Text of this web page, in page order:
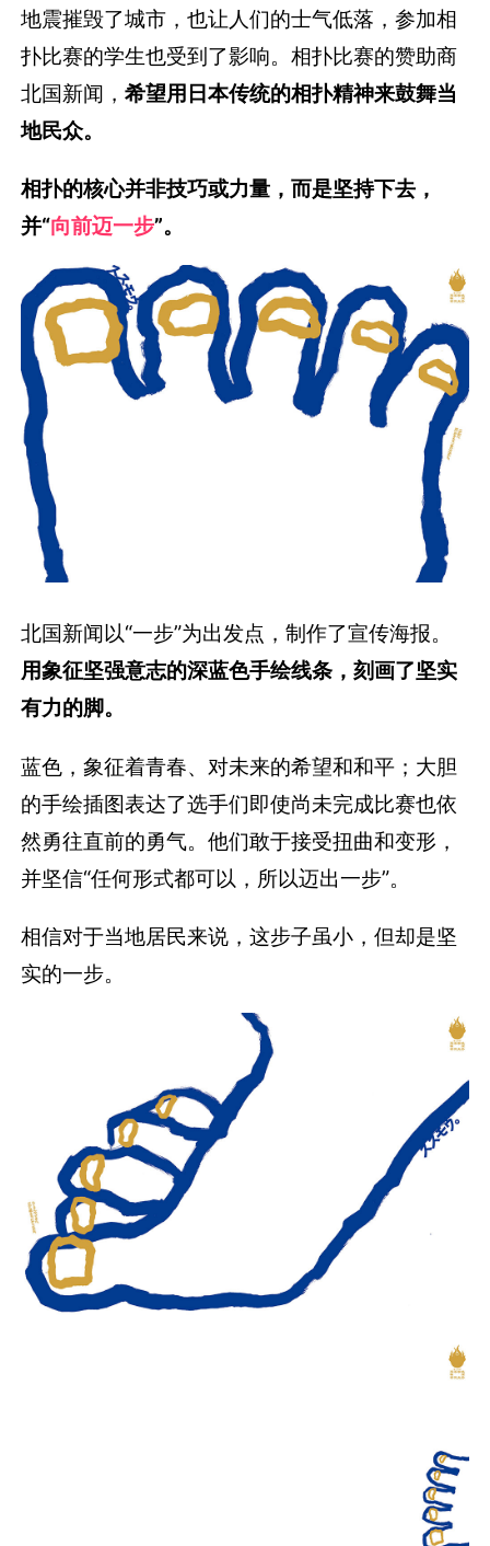
地震摧毁了城市，也让人们的士气低落，参加相
扑比赛的学生也受到了影响。相扑比赛的赞助商
北国新闻，希望用日本传统的相扑精神来鼓舞当
地民众。
相扑的核心并非技巧或力量，而是坚持下去，
并“向前迈一步”。
北国新闻以“一步”为出发点，制作了宣传海报。
用象征坚强意志的深蓝色手绘线条，刻画了坚实
有力的脚。
蓝色，象征着青春、对未来的希望和和平；大胆
的手绘插图表达了选手们即使尚未完成比赛也依
然勇往直前的勇气。他们敢于接受扭曲和变形，
并坚信“任何形式都可以，所以迈出一步”。
相信对于当地居民来说，这步子虽小，但却是坚
实的一步。